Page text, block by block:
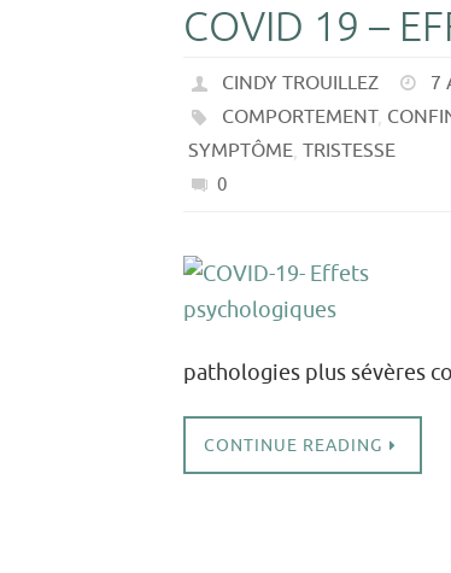
COVID 19 –
CINDY TROUILLEZ 7
COMPORTEMENT,
SYMPTÔME, TRISTESSE
0
pathologies plus sévères
CONTINUE READING